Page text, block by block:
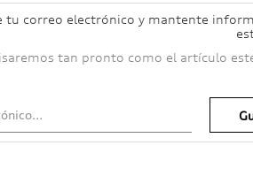
tu correo electrónico y mantente
tan pronto como el artículo